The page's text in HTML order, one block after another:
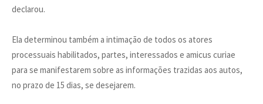
declarou.
Ela determinou também a intimação de todos os atores
processuais habilitados, partes, interessados e amicus curiae
para se manifestarem sobre as informações trazidas aos autos,
no prazo de 15 dias, se desejarem.